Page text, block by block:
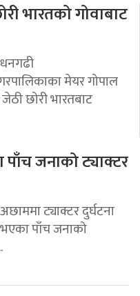
भारतको गोवाबाट
मेयर गोपाल
छोरी भारतबाट
पाँच जनाको ट्याक्टर
ट्याक्टर दुर्घटना
पाँच जनाको